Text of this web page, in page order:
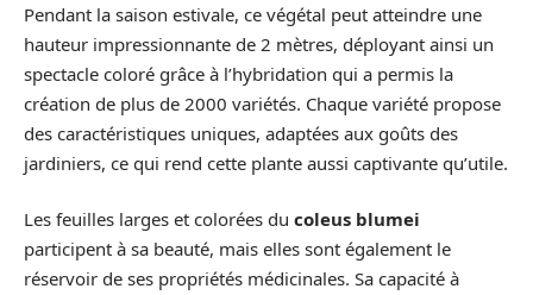
Pendant la saison estivale, ce végétal peut atteindre une
hauteur impressionnante de 2 mètres, déployant ainsi un
spectacle coloré grâce à l’hybridation qui a permis la
création de plus de 2000 variétés. Chaque variété propose
des caractéristiques uniques, adaptées aux goûts des
jardiniers, ce qui rend cette plante aussi captivante qu’utile.
Les feuilles larges et colorées du coleus blumei
participent à sa beauté, mais elles sont également le
réservoir de ses propriétés médicinales. Sa capacité à